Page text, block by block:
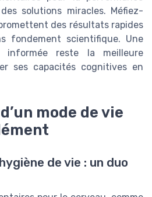
solutions miracles. Méfiez-
des résultats rapides
fondement scientifique. Une
informée reste la meilleure
ses capacités cognitives en
mode de vie
de vie : un duo